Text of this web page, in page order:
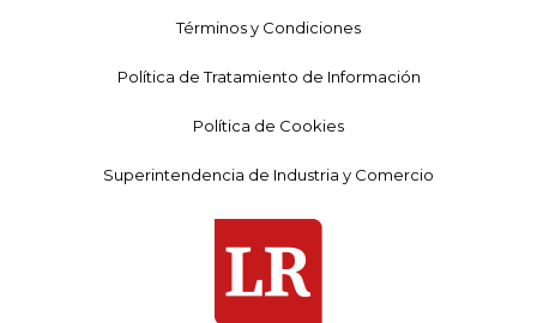
Términos y Condiciones
Política de Tratamiento de Información
Política de Cookies
Superintendencia de Industria y Comercio